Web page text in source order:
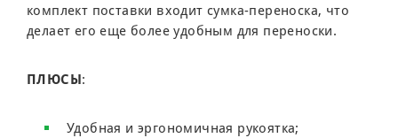
комплект поставки входит сумка-переноска, что
делает его еще более удобным для переноски.
ПЛЮСЫ:
Удобная и эргономичная рукоятка;